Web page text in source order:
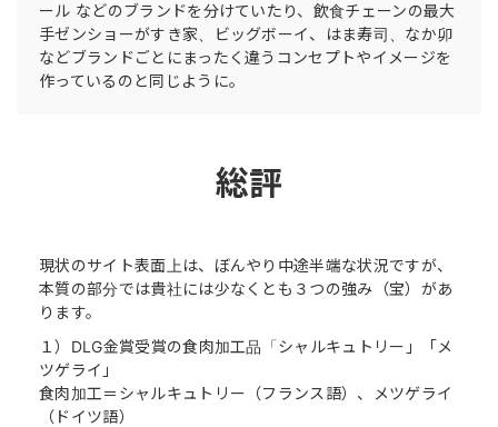
ール などのブランドを分けていたり、飲食チェーンの最大
手ゼンショーがすき家、ビッグボーイ、はま寿司、なか卯
などブランドごとにまったく違うコンセプトやイメージを
作っているのと同じように。
総評
現状のサイト表面上は、ぼんやり中途半端な状況ですが、
本質の部分では貴社には少なくとも３つの強み（宝）があ
ります。
１）DLG金賞受賞の食肉加工品「シャルキュトリー」「メ
ツゲライ」
食肉加工＝シャルキュトリー（フランス語）、メツゲライ
（ドイツ語）